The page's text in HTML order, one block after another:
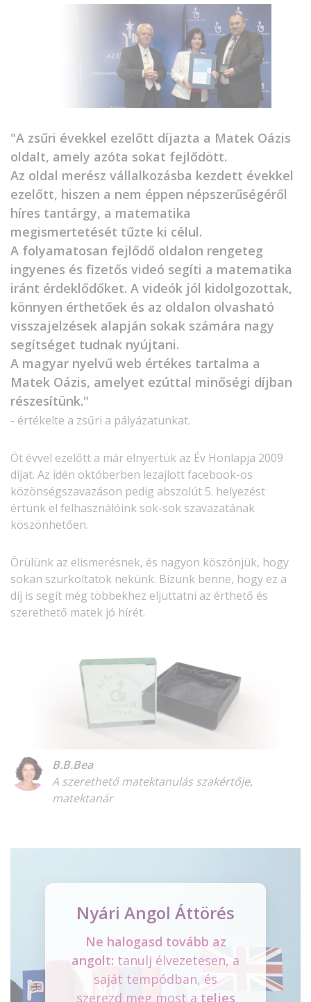
"A zsűri évekkel ezelőtt díjazta a Matek Oázis
oldalt, amely azóta sokat fejlődött.
Az oldal merész vállalkozásba kezdett évekkel
ezelőtt, hiszen a nem éppen népszerűségéről
híres tantárgy, a matematika
megismertetését tűzte ki célul.
A folyamatosan fejlődő oldalon rengeteg
ingyenes és fizetős videó segíti a matematika
iránt érdeklődőket. A videók jól kidolgozottak,
könnyen érthetőek és az oldalon olvasható
visszajelzések alapján sokak számára nagy
segítséget tudnak nyújtani.
A magyar nyelvű web értékes tartalma a
Matek Oázis, amelyet ezúttal minőségi díjban
részesítünk."
- értékelte a zsűri a pályázatunkat.
Öt évvel ezelőtt a már elnyertük az Év Honlapja 2009
díjat. Az idén októberben lezajlott facebook-os
közönségszavazáson pedig abszolút 5. helyezést
értünk el felhasználóink sok-sok szavazatának
köszönhetően.
Örülünk az elismerésnek, és nagyon köszönjük, hogy
sokan szurkoltatok nekünk. Bízunk benne, hogy ez a
díj is segít még többekhez eljuttatni az érthető és
szerethető matek jó hírét.
B.B.Bea
A szerethető matektanulás szakértője,
matektanár
Nyári Angol Áttörés
Ne halogasd tovább az
angolt: tanulj élvezetesen, a
saját tempódban, és
szerezd meg most a teljes